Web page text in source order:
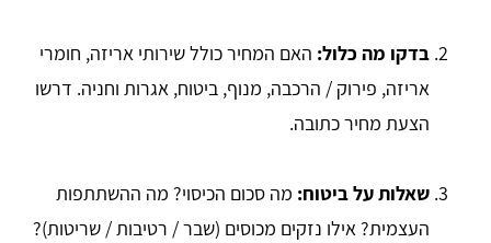
בדקו מה כלול: האם המחיר כולל שירותי אריזה, חומרי
אריזה, פירוק / הרכבה, מנוף, ביטוח, אגרות וחניה. דרשו
הצעת מחיר כתובה.
שאלות על ביטוח: מה סכום הכיסוי? מה ההשתתפות
העצמית? אילו נזקים מכוסים (שבר / רטיבות / שריטות)?